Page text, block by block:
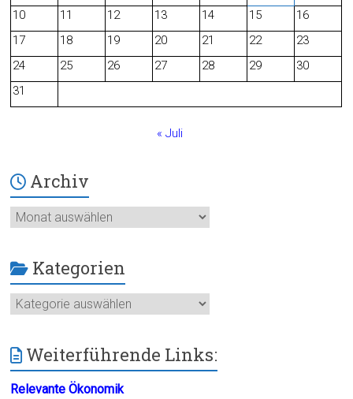
o
10
11 12 13 14 15
16
17
18 19 20 21 22
23
24
25 26 27 28 29
30
31
« Juli
Archiv
Archiv
Kategorien
Kategorien
Weiterführende Links:
Relevante Ökonomik